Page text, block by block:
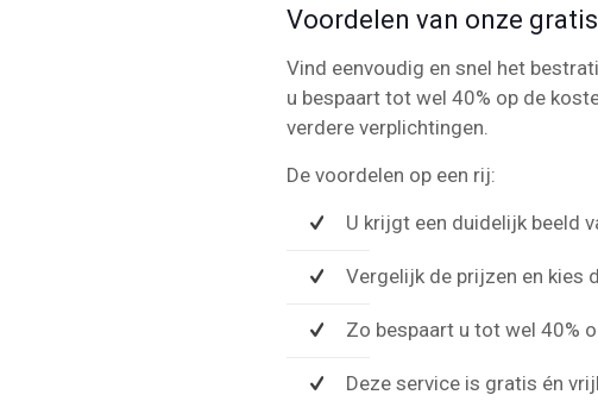
Voordelen van onze
Vind eenvoudig en snel het
u bespaart tot wel 40% op de
verdere verplichtingen.
De voordelen op een rij:
U krijgt een duidelijk beeld
Vergelijk de prijzen en kies
Zo bespaart u tot wel 40%
Deze service is gratis én